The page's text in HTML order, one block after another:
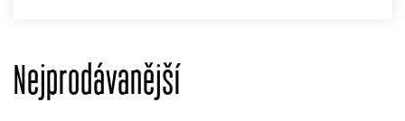
Nejprodávanější